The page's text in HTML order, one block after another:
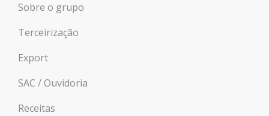
Sobre o grupo
Terceirização
Export
SAC / Ouvidoria
Receitas